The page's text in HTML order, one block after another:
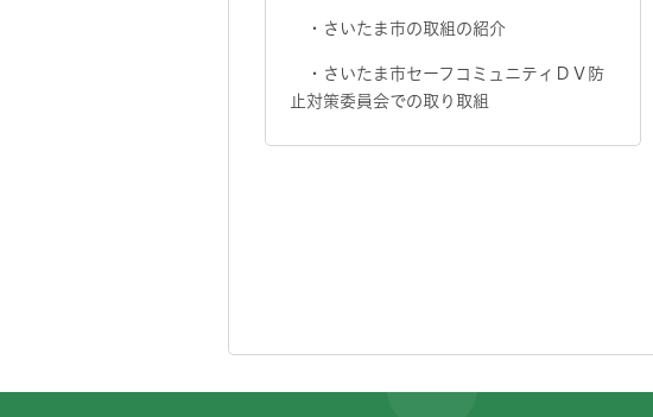
・さいたま市の取組の紹介
・さいたま市セーフコミュニティＤＶ防
止対策委員会での取り取組